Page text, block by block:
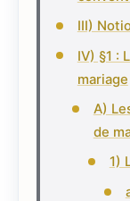
III)
IV) §1 :
mariage
A)
de
1)